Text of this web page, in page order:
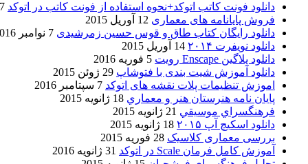
دانلود فونت کاتب اتوکد+نحوه استفاده از فونت کاتب در اتوکد 7 آگوست 2017
فروش پایانامه های معماری 12 آوریل 2015
دانلود رایگان کتاب طاق و قوس حسین زمرشیدی 7 نوامبر 2016
دانلود نویفرت ۲۰۱۴
14 آوریل 2015
دانلود پلاگین Enscape رویت
5 فوریه 2016
دانلود آموزش شیت بندی با فتوشاپ 29 ژوئن 2015
اموزش تنظیمات پلات نقشه های اتوکد 7 سپتامبر 2016
پایان نامه هنرستان هنر و معماري 18 ژانویه 2015
فرهنگسراي موسيقي 21 ژانویه 2015
دانلود اسکیچ آپ ۲۰۱۵
18 ژانویه 2015
بررسی معماری کلاسیک 28 فوریه 2015
آموزش کامل فرمان Scale در اتوکد
31 ژانویه 2016